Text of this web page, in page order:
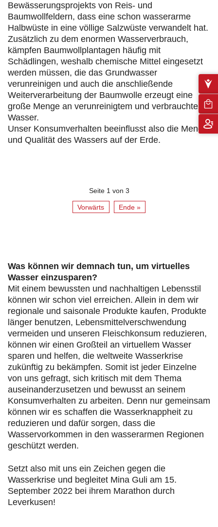
Bewässerungsprojekts von Reis- und
Baumwollfeldern, dass eine schon wasserarme
Halbwüste in eine völlige Salzwüste verwandelt hat.
Zusätzlich zu dem enormen Wasserverbrauch,
kämpfen Baumwollplantagen häufig mit
Schädlingen, weshalb chemische Mittel eingesetzt
werden müssen, die das Grundwasser
verunreinigen und auch die anschließende
Weiterverarbeitung der Baumwolle erzeugt eine
große Menge an verunreinigtem und verbrauchtem
Wasser.
Unser Konsumverhalten beeinflusst also die Menge
und Qualität des Wassers auf der Erde.
Seite 1 von 3
Vorwärts Ende »
Was können wir demnach tun, um virtuelles
Wasser einzusparen?
Mit einem bewussten und nachhaltigen Lebensstil
können wir schon viel erreichen. Allein in dem wir
regionale und saisonale Produkte kaufen, Produkte
länger benutzen, Lebensmittelverschwendung
vermeiden und unseren Fleischkonsum reduzieren,
können wir einen Großteil an virtuellem Wasser
sparen und helfen, die weltweite Wasserkrise
zukünftig zu bekämpfen. Somit ist jeder Einzelne
von uns gefragt, sich kritisch mit dem Thema
auseinanderzusetzen und bewusst an seinem
Konsumverhalten zu arbeiten. Denn nur gemeinsam
können wir es schaffen die Wasserknappheit zu
reduzieren und dafür sorgen, dass die
Wasservorkommen in den wasserarmen Regionen
geschützt werden.
Setzt also mit uns ein Zeichen gegen die
Wasserkrise und begleitet Mina Guli am 15.
September 2022 bei ihrem Marathon durch
Leverkusen!